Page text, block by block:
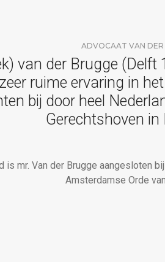
ADVOCAAT VAN DER
van der Brugge
ruime ervaring in
bij door heel
Gerechtshoven in
is mr. Van der Brugge aangesloten
Amsterdamse Orde